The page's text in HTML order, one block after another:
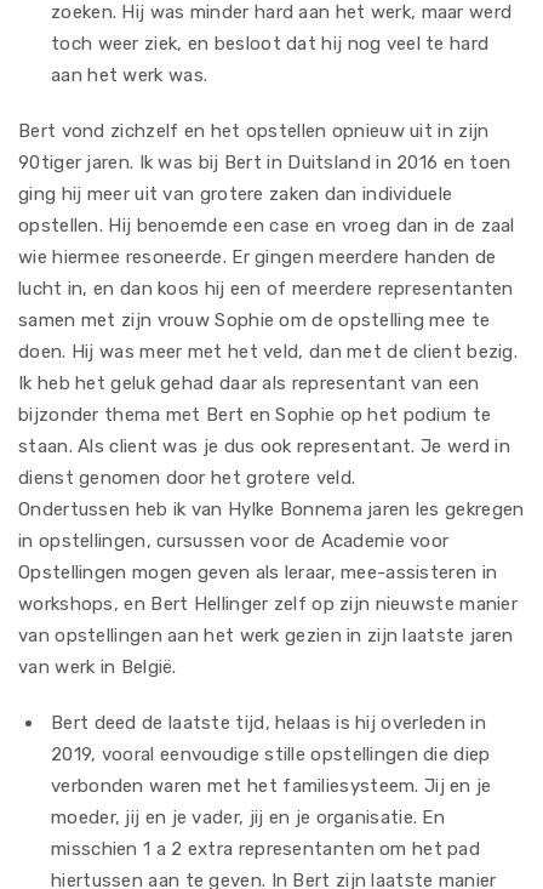
zoeken. Hij was minder hard aan het werk, maar werd
toch weer ziek, en besloot dat hij nog veel te hard
aan het werk was.
Bert vond zichzelf en het opstellen opnieuw uit in zijn
90tiger jaren. Ik was bij Bert in Duitsland in 2016 en toen
ging hij meer uit van grotere zaken dan individuele
opstellen. Hij benoemde een case en vroeg dan in de zaal
wie hiermee resoneerde. Er gingen meerdere handen de
lucht in, en dan koos hij een of meerdere representanten
samen met zijn vrouw Sophie om de opstelling mee te
doen. Hij was meer met het veld, dan met de client bezig.
Ik heb het geluk gehad daar als representant van een
bijzonder thema met Bert en Sophie op het podium te
staan. Als client was je dus ook representant. Je werd in
dienst genomen door het grotere veld.
Ondertussen heb ik van Hylke Bonnema jaren les gekregen
in opstellingen, cursussen voor de Academie voor
Opstellingen mogen geven als leraar, mee-assisteren in
workshops, en Bert Hellinger zelf op zijn nieuwste manier
van opstellingen aan het werk gezien in zijn laatste jaren
van werk in België.
Bert deed de laatste tijd, helaas is hij overleden in
2019, vooral eenvoudige stille opstellingen die diep
verbonden waren met het familiesysteem. Jij en je
moeder, jij en je vader, jij en je organisatie. En
misschien 1 a 2 extra representanten om het pad
hiertussen aan te geven. In Bert zijn laatste manier